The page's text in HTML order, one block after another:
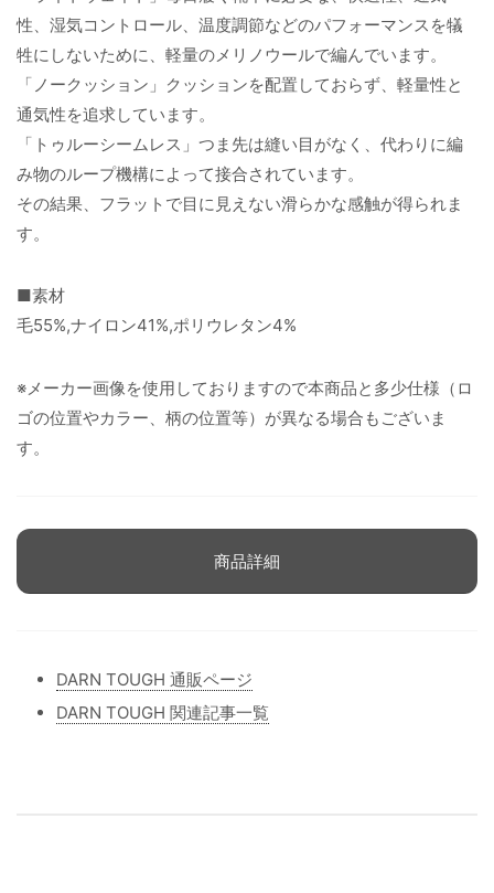
性、湿気コントロール、温度調節などのパフォーマンスを犠
牲にしないために、軽量のメリノウールで編んでいます。
「ノークッション」クッションを配置しておらず、軽量性と
通気性を追求しています。
「トゥルーシームレス」つま先は縫い目がなく、代わりに編
み物のループ機構によって接合されています。
その結果、フラットで目に見えない滑らかな感触が得られま
す。
■素材
毛55%,ナイロン41%,ポリウレタン4%
※メーカー画像を使用しておりますので本商品と多少仕様（ロ
ゴの位置やカラー、柄の位置等）が異なる場合もございま
す。
商品詳細
DARN TOUGH 通販ページ
DARN TOUGH 関連記事一覧